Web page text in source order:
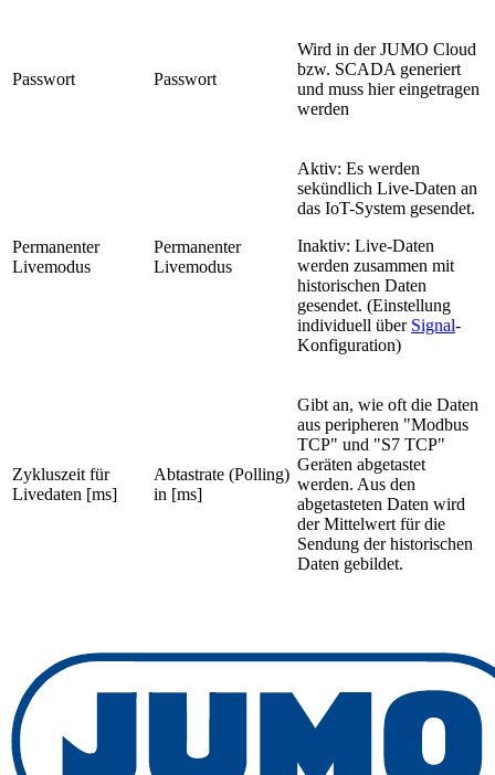
Passwort Passwort
Wird in der JUMO Cloud
bzw. SCADA generiert
und muss hier eingetragen
werden
Permanenter
Livemodus
Permanenter
Livemodus
Aktiv: Es werden
sekündlich Live-Daten an
das IoT-System gesendet.
Inaktiv: Live-Daten
werden zusammen mit
historischen Daten
gesendet. (Einstellung
individuell über Signal-
Konfiguration)
Zykluszeit für
Livedaten [ms]
Abtastrate (Polling)
in [ms]
Gibt an, wie oft die Daten
aus peripheren "Modbus
TCP" und "S7 TCP"
Geräten abgetastet
werden. Aus den
abgetasteten Daten wird
der Mittelwert für die
Sendung der historischen
Daten gebildet.